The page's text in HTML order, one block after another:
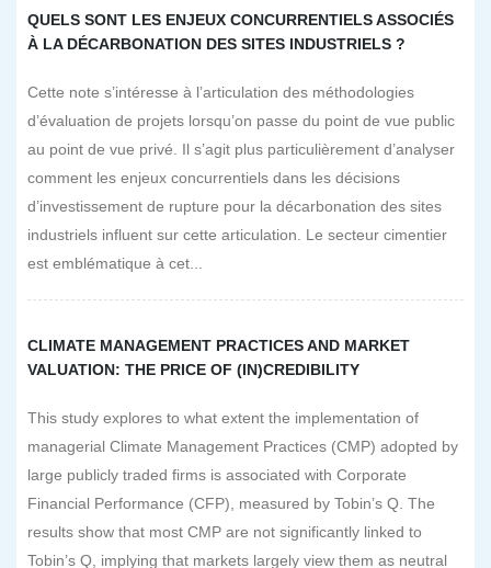
QUELS SONT LES ENJEUX CONCURRENTIELS ASSOCIÉS
À LA DÉCARBONATION DES SITES INDUSTRIELS ?
Cette note s’intéresse à l’articulation des méthodologies
d’évaluation de projets lorsqu’on passe du point de vue public
au point de vue privé. Il s’agit plus particulièrement d’analyser
comment les enjeux concurrentiels dans les décisions
d’investissement de rupture pour la décarbonation des sites
industriels influent sur cette articulation. Le secteur cimentier
est emblématique à cet...
CLIMATE MANAGEMENT PRACTICES AND MARKET
VALUATION: THE PRICE OF (IN)CREDIBILITY
This study explores to what extent the implementation of
managerial Climate Management Practices (CMP) adopted by
large publicly traded firms is associated with Corporate
Financial Performance (CFP), measured by Tobin’s Q. The
results show that most CMP are not significantly linked to
Tobin’s Q, implying that markets largely view them as neutral